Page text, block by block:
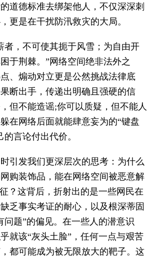
道德标准去绑架他人，不仅深深刺
更是在干扰防汛救灾的大局。
，不可使其扼于风雪；为自由开
于荆棘。”网络空间绝非法外之
、煽动对立更是公然挑战法律底
断出手，传递出明确且强硬的信
但不能造谣;你可以质疑，但不能人
在网络后面就能肆意妄为的“键盘
言论付出代价。
发我们更深层次的思考：为什么
购装饰品，能在网络空间被恶意解
？这背后，折射出的是一些网民在
乏事实考证的耐心，以及根深蒂固
问题”的偏见。在一些人的潜意识
就该“灰头土脸”，任何一点与艰苦
都可能成为被无限放大的靶子。这